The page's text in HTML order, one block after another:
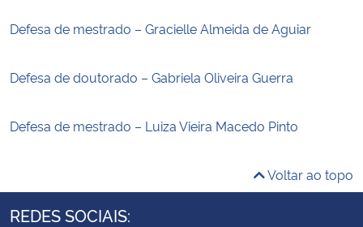
Planalto
Defesa de mestrado – Gracielle Almeida de Aguiar
Defesa de doutorado – Gabriela Oliveira Guerra
Defesa de mestrado – Luiza Vieira Macedo Pinto
Voltar ao topo
REDES SOCIAIS: